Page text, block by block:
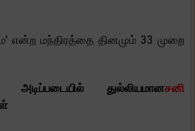
என்ற மந்திரத்தை தினமும் 33 முறை
துல்லியமானசனி